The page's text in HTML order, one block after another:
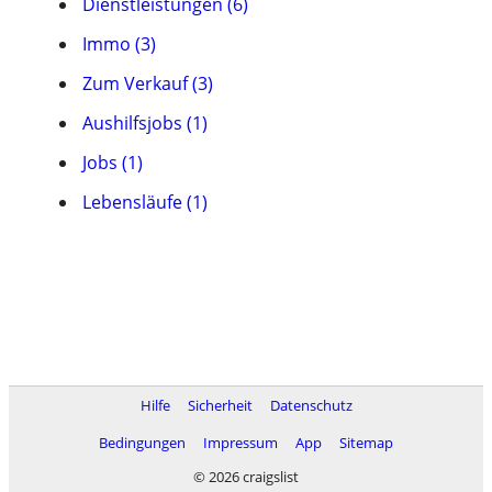
Immo (3)
Zum Verkauf (3)
Aushilfsjobs (1)
Jobs (1)
Lebensläufe (1)
Hilfe Sicherheit
Datenschutz
Bedingungen
Impressum App
Sitemap
© 2026 craigslist